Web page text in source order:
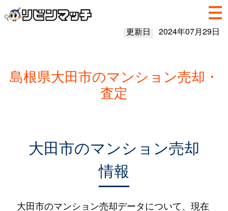
更新日 2024年07月29日
島根県大田市のマンション売却・
査定
大田市のマンション売却
情報
大田市のマンション売却データについて、現在